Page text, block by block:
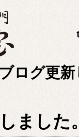
ブログ更
まし